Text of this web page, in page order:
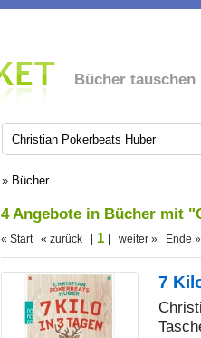
Bücher tauschen
» Bücher
4 Angebote in Bücher mit
« Start « zurück | 1 | weiter » Ende »
7